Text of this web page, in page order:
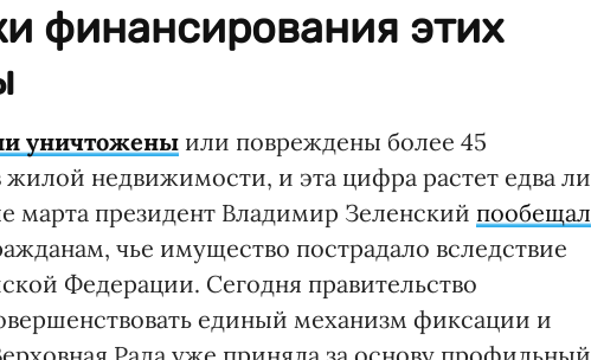
финансирования этих
уничтожены или повреждены более 45
недвижимости, и эта цифра растет едва ли
марта президент Владимир Зеленский пообещал
чье имущество пострадало вследствие
Федерации. Сегодня правительство
единый механизм фиксации и